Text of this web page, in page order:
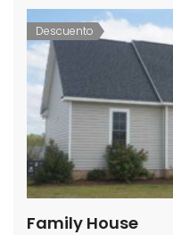
Descuento
Family House